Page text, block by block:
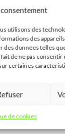
utilisons des
des
des données telles
de ne pas
certaines
de cookies
le
ou son
Conte
le Festival ou son Collectif